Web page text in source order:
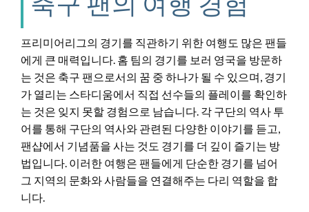
프리미어리그의 경기를 직관하기 위한 여행도 많은 팬들
에게 큰 매력입니다. 홈 팀의 경기를 보러 영국을 방문하
는 것은 축구 팬으로서의 꿈 중 하나가 될 수 있으며, 경기
가 열리는 스타디움에서 직접 선수들의 플레이를 확인하
는 것은 잊지 못할 경험으로 남습니다. 각 구단의 역사 투
어를 통해 구단의 역사와 관련된 다양한 이야기를 듣고,
팬샵에서 기념품을 사는 것도 경기를 더 깊이 즐기는 방
법입니다. 이러한 여행은 팬들에게 단순한 경기를 넘어
그 지역의 문화와 사람들을 연결해주는 다리 역할을 합
니다.